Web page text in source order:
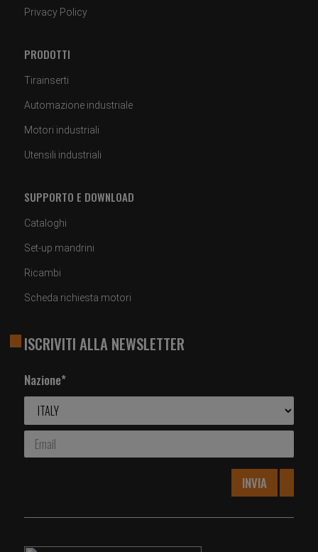
Privacy Policy
PRODOTTI
Tirainserti
Automazione industriale
Motori industriali
Utensili industriali
SUPPORTO E DOWNLOAD
Cataloghi
Set-up mandrini
Ricambi
Scheda richiesta motori
ISCRIVITI ALLA NEWSLETTER
Nazione*
INVIA